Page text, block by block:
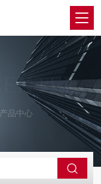
产品中心